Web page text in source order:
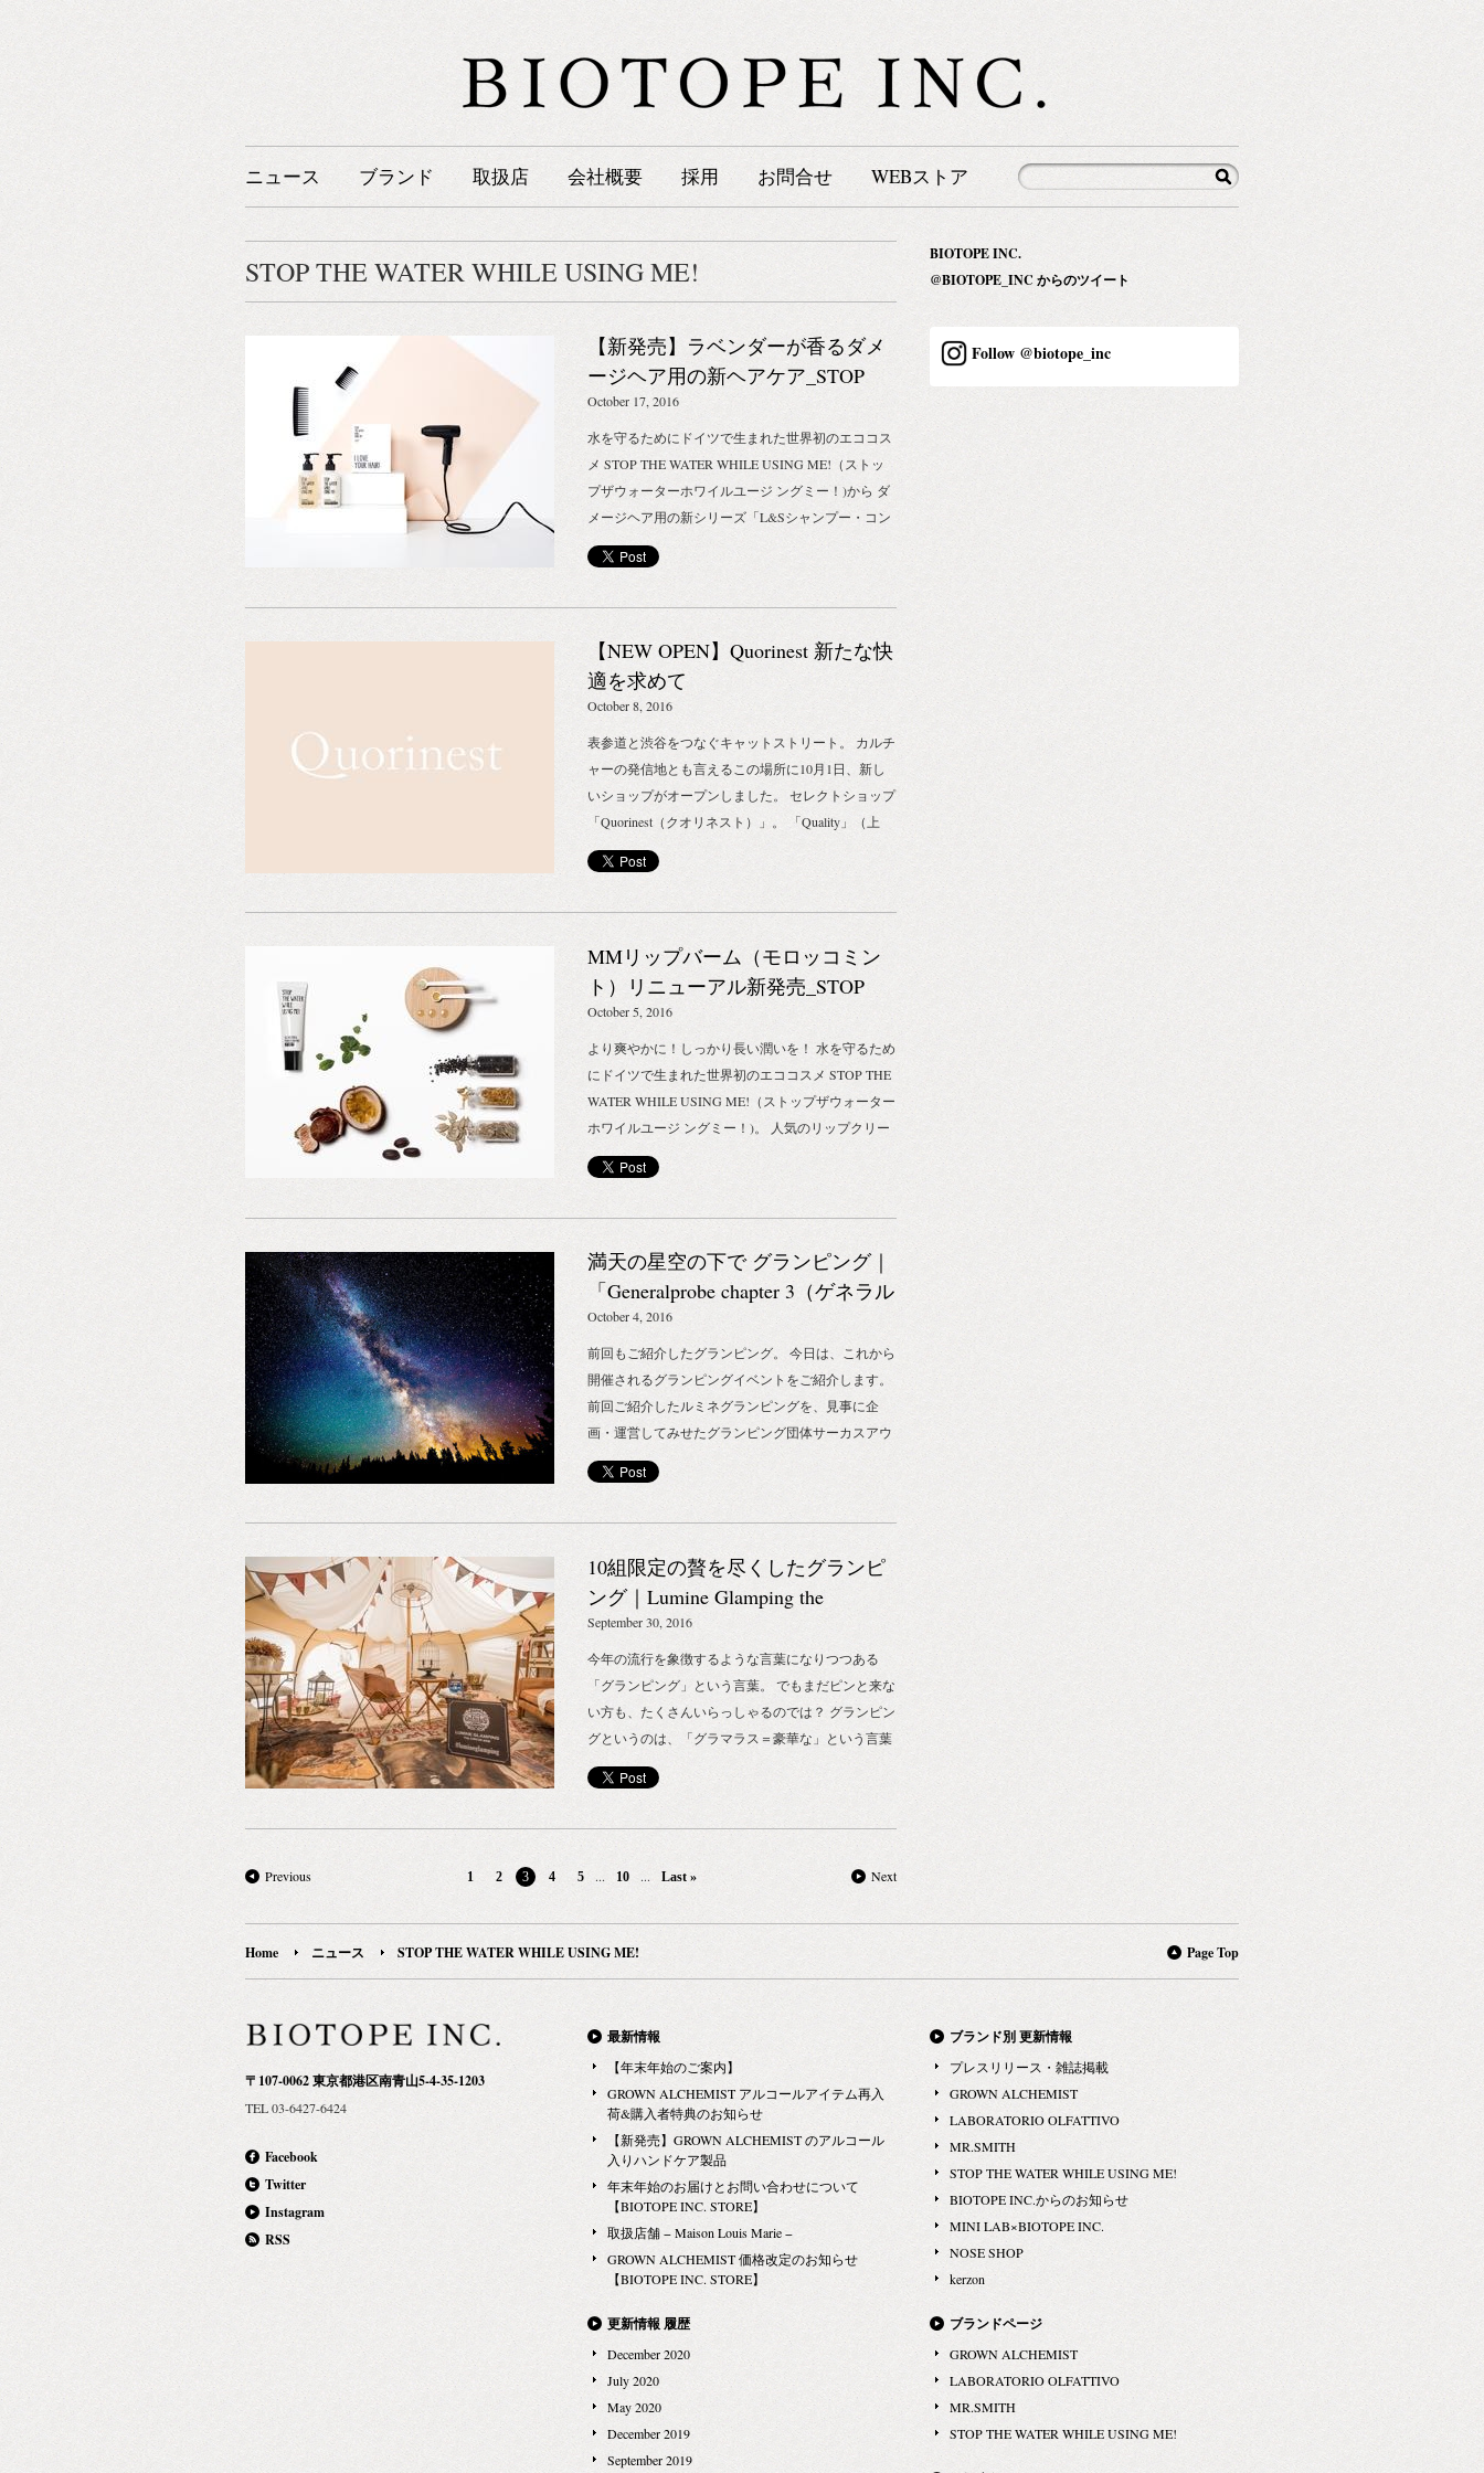
ニュース ブランド 取扱店 会社概要 採用 お問合せ WEBストア
STOP THE WATER WHILE USING ME!
【新発売】ラベンダーが香るダメ
ージヘア用の新ヘアケア_STOP
THE WATER WHILE USING ME!
October 17, 2016
水を守るためにドイツで生まれた世界初のエココス
メ STOP THE WATER WHILE USING ME!（ストッ
プザウォーターホワイルユージ ングミー！)から ダ
メージヘア用の新シリーズ「L&Sシャンプー・コン
ディショナー」が新登場！ ラベンダーとサンダルウ
ッドの心落ち着く香りが広がるヘアケアライン。
「L&Sシャンプー」 ラベンダーとサンダルウッドの
心落ち着く香りが広がるダメージヘア用のシャンプ
ー。 傷んだ髪の保湿と補修をするウィートプロテイ
ン配合で、髪本来の強さとツヤをとりもどし、毛先
まで潤いをたたえたクシ通りのよい髪に仕上げま
す。深いリラックスとともに髪の芯まで潤った美し
い髪に導きます。 「L&Sコンディショナー」 ラベ
ンダーとサンダルウッドの心落ち着く香りが広がる
ダメージヘア用のコンディショナー。 ココナッツオ
イルの豊かな潤いで、乾燥や摩擦でパサつきで傷ん
だ髪の芯まで潤いを与え、毛先までしっとりまとま
る手触りのいい髪に仕上げます。ノンシリコン処方
のハーブが溶けこむコンディショナーで地肌からマ
た、オリジナルボックスに入ったヘアケアキットも
同時発売します！ 空気が乾燥してくるこの季節。
乾燥は、ボディやフェイシャルだけでなく、髪にも
影響を及ぼしています。 ハーブの香り漂うヘアケア
ラインで、心も髪も潤いチャージしていきましょ
う。 L&Sシャンプー(ラベンダー＆サンダルウッド)
価格：2,000円｜4,000円（税別） 容量：200ml｜
500ml（2サイズ） 全成分：水、ラウリルグルコシ
ド、グリセリン、ヤシ油アルキルグルコシド、ココ
リン、PCAオレイン酸グリセリル、変性アルコー
ル、クエン酸、加水分解コム ギタンパク(コムギ由
来)、レブリン酸、ココイルグルタミン酸Na、香
料、アニス酸、リナロール、レ ブリン酸Na、オレ
キス、ビャクダンエキス、リモネン、エタノール、
トコフェロール、クエン酸水添パーム油脂肪酸グリ
セリズ、レシチン、パルミチン酸アスコルビル L＆
Sコンディショナー（ラベンダー＆サンダルウッ
ド） 価格：2,600円｜4,500円（税別） 容量：200ml
アルコール、セテアリルアルコール、クエン酸ステ
アリン酸グリセリル、リン脂質、 ヤシ油、ラウリン
酸イソアミル、PCAオレイン酸グリセリル、ヒマワ
リ種子油、キサンタンガム、レブリン酸Na、カプリ
ル酸グリセリル、香料、アニス酸Na、リナロール、
クエン酸、フィチン酸Na、エタノール、ラベンダー
花エキス、ビャクダンエキス
【NEW OPEN】Quorinest 新たな快
適を求めて
October 8, 2016
表参道と渋谷をつなぐキャットストリート。 カルチ
ャーの発信地とも言えるこの場所に10月1日、新し
いショップがオープンしました。 セレクトショップ
「Quorinest（クオリネスト）」。 「Quality」（上
質）を備え、「Originality」（独自性）を持った製
品・サービスの「Nest」（集合場）という意味が込
められています。 “これまで経験・体験したことの
トショップです。 “快適”をテーマにしている
「Quorinest（クオリネスト）」。 そんなショップを
手がけている株式会社BENEXY（ベネクシー）は、
本での展開を担ってきた会社です。 “快適”というテ
ーマにおいては、誰よりも馴染みが深く得意分野と
も言える会社なのではないでしょうか。 240年続く
老舗ブランド BIRKENSTOCK（ビルケンシュトッ
ク）といえば、 誰でも一度は手に取ったことがあ
靴ブランド。 歩くという事に対しての”快適”を求
め、探求し続けているブランドであり、いい靴を作
り出し続けてます。 そんなブランドの歩みは、”快
適”の中心的な存在ですよね。 そんな
「Quorinest（クオリネスト）」が、”快適”をテーマ
にセレクトしたブランド達は、 見ているだけでどれ
も心地いいものばかり。 先程ご紹介した、
BIRKENSTOCK（ビルケンシュトック）はもちろ
ん、 フランスのバスク地方のベレーブランド
LAULHERE（ロレール）。 上質なウールを使用し
たバスクベレー帽は、 フランスの職人によるとても
きめ細やかな手仕事で作られています。 帽子の中で
もサイズ感がとても大事なのベレー帽。 サイズ感が
合わないとなんだか良い角度が見つからず、 せっか
く形が決まったと思ったらくずれてしまったりと、
とても繊細な帽子です。 そんな繊細なサイズ感を選
自分が快適に被れるベレー帽を見つけられるのでは
ないでしょうか。 オーストラリアの服飾ブランド
GOOD STUDIOS（グッドストゥディオス）。 麻素
材にこだわりを持ち、シンプルなデザインが心地い
い洋服ラインナップが特徴です。 こだわりの素材感
がとても良く活かされており、触り心地もよく、 着
ていて違和感なくストレスフリーで着ていられる洋
ネートして雰囲気を楽しみたいブランドです。 そし
させて頂いております。 TANGENTGC（タンジェン
ト・ガーメントケア）。 素材やディティールなどに
こだわりがある洋服、靴をケアする洗剤やシューケ
いくために、ケア用品はとても重要です。 服を愛す
るすべての方にオススメのケアアイテムを取り揃え
ております。 LABORATORIO OLFATTIVO（ラボラ
トリオ・オルファティーボ）。 お部屋のディフュー
ザーから、香水まで生活の香りを彩るアイテムを展
開。 お部屋を香りで彩ることは、自分自身を癒やし
てくれる一つの道具。 気分によってお部屋の香りを
楽しめば、模様替えをした時のような爽快感が感じ
られますよね。 香水も幅広いラインナップでご用意
していただいております。秋冬は、香水を楽しめる
い自分に変身するのもいいんではないんでしょう
か。 STOP THE WATER WHILE USING ME!（スト
ップザウォーターホワイルユージングミー！）。 シ
ャンプー、コンディショナーやソープなど幅広いラ
インナップのアイテムを展開。 “水の重要性”をパッ
ケージに込め、メッセージを発信している世界初の
MMリップバーム（モロッコミン
ト）リニューアル新発売_STOP
THE WATER WHILE USING ME!
October 5, 2016
より爽やかに！しっかり長い潤いを！ 水を守るため
にドイツで生まれた世界初のエココスメ STOP THE
WATER WHILE USING ME!（ストップザウォーター
ホワイルユージ ングミー！)。 人気のリップクリー
ム「MMリップバーム」（モロッコ ミント）がリニ
ューアルして新登場！ モロッコのミントティーをイ
持続力がアップしました。 オーガニックのシアバタ
ーをはじめ、 ビタミンEが豊富な植物の極上オイル
を贅沢に配合。乾燥や紫外線の刺 激を受けやすい、
デリケートなくちびるのバリア機能をサポートしま
ルドのパワフルなブレンド で、くすみ・ひび割れ知
らずの感動モノの潤いを! 日増しに秋が深まり、リ
ップバームが手放せない季節の到来です。 やさしく
頼もしいオーガニック100%のリップクリームで、い
つでも潤いに満ちた艶やかなくちびるをキープして
格：1,500円（税別） 容量：10ML 全成分：ヒマシ
油、ダイマージリノール酸ジイソステアリン酸ポリ
グリセリル－３、アンズ核油、ホホバ種子油、ゴマ
油、水添野菜油、ヒマワリ種子油、シリカ、オオミ
テングヤシ果実油、クダモノトケイソウ種子油、ウ
ルシ果皮ロウ、コメヌカ油、変性アルコール、トコ
フェロール、香料、アサイヤシ果実油、ババス油、
リモネン、シトロネロール、シア脂、パルミチン酸
アスコルビル、シトラール、スペアミント油、トウ
キンセンカ花エキス ※リニューアルにあたって、全
成分をエコサートによるオーガニック認証成分を採
用しています。 STOP THE WATER WHILE USING
満天の星空の下で グランピング｜
「Generalprobe chapter 3（ゲネラル
プローブ チャプター3）」
October 4, 2016
前回もご紹介したグランピング。 今日は、これから
開催されるグランピングイベントをご紹介します。
前回ご紹介したルミネグランピングを、見事に企
画・運営してみせたグランピング団体サーカスアウ
トドア。 そのサーカスアウトドア自らが主催するグ
ランピングイベント第3弾、その名も「Generalprobe
chapter 3（ゲネラルプローブ チャプター3）」が、10
月に開催されます。 開催場所は、軽井沢の森の中に
あるキャンプ場 「ライジングフィールド軽井沢」。
軽井沢駅から車で約10分の上信越高原国立公園内に
位置しています。 場内にはBBQフィールドをはじ
まである10万坪規模のアウトドア・リゾートです。
今回も、大自然の中に、この日のためだけに特設テ
ントが建てられ、居室内が豪華かつ快適に装飾され
ます。 ウェルカムドリンクでお出迎え。 ジャズ演
奏付きのディナーや、 自然を満喫できるプライベー
トなキャンプファイヤーまで。 そんなグランピング
イベント「Generalprobe chapter 3（ゲネラルプローブ
GROWN ALCHEMIST（グロウン・アルケミスト）
ップザウォーターホワイルユージングミー!）のプロ
ダクツが、アメニティとして参加します。 STOP
THE WATER WHILE USING ME! WMトゥースペー
セット。 GROWN ALCHEMIST トラベルキット（7
アイテム）、フェイシャルケアセット（4アイテ
ム）の11点セットと大容量。 当日の様子は、また後
日写真付きでレポートします。 楽しみにしていてく
ださいね。 Circus Outdoor | Generalprobe chapter 3
※「Generalprobe chapter 3（ゲネラルプローブ チャプ
ター3）」キャンセル待ちについて 残念ながら、す
でに予約で一杯なようですが、キャンセル待ちのお
申込を受け付けているそうです。キャンセル待ちご
『キャンセル待ち希望』と明記頂き、本文にお名
前、携帯電話番号、ご希望の日程を記載の上、お問
合ください。 お問合せ先：
info.circusoutdoor@gmail.com
10組限定の贅を尽くしたグランピ
ング｜Lumine Glamping the
CIRCUS 2016
September 30, 2016
今年の流行を象徴するような言葉になりつつある
「グランピング」という言葉。 でもまだピンと来な
い方も、たくさんいらっしゃるのでは？ グランピン
グというのは、「グラマラス＝豪華な」という言葉
と、「キャンピング」を組み合わせた新しいキャン
プのスタイルを表現する造語のことで、これまでキ
ャンプを好きでなかったひとたちまでをも巻き込ん
で、日本だけでなく、ヨーロッパやアメリカなどで
も、ここ数年、大きな注目を集めているムーブメン
トを張ったりすることもなく、自然の中に快適な宿
泊スペースやサービスがすでに用意されてあるとい
うこと。キャンプ用品を買い込んだり、キャンプ場
で設営したり、後片付けの必要がなく、オシャレ
に、かつ手軽で快適に、開放的な自然を楽しむこと
ができます。 ただホテルや旅館に泊まるだけでは決
してできない贅沢で特別な体験ができるのが「グラ
ンピング」。 国内でもグランピングの施設がようや
く増えつつあって、少しずつ一般的になってきはじ
めている感もありますが、本当の意味での「グラマ
ラス」を感じられるものがそう多くはないというの
が現実です。 そんな「グランピング」の現状に対し
て、真っ向から挑戦するかのように、特別な想いを
込めて作られたグランピングが、8月に実施されま
グ あの有名な駅ビルのルミネが手掛けたグランピン
グです。 「ファッションのルミネ」というイメージ
のあるルミネが、もっとお客様へのライフスタイル
提案を手がけるような取り組みを模索する中で、浮
上したキーワードが「グランピング」でした。 ルミ
ネが今回タッグを組んだのは、「東京にある秘密の
Previous Next
1 2 3 4 5 ... 10 ... Last »
BIOTOPE INC.
@BIOTOPE_INC からのツイート
Follow @biotope_inc
Home ニュース STOP THE WATER WHILE USING ME! Page Top
〒107-0062 東京都港区南青山5-4-35-1203
TEL 03-6427-6424
Facebook
Twitter
Instagram
RSS
最新情報
【年末年始のご案内】
GROWN ALCHEMIST アルコールアイテム再入
荷&購入者特典のお知らせ
【新発売】GROWN ALCHEMIST のアルコール
入りハンドケア製品
年末年始のお届けとお問い合わせについて
【BIOTOPE INC. STORE】
取扱店舗 − Maison Louis Marie −
GROWN ALCHEMIST 価格改定のお知らせ
【BIOTOPE INC. STORE】
更新情報 履歴
December 2020
July 2020
May 2020
December 2019
September 2019
ブランド別 更新情報
プレスリリース・雑誌掲載
GROWN ALCHEMIST
LABORATORIO OLFATTIVO
MR.SMITH
STOP THE WATER WHILE USING ME!
BIOTOPE INC.からのお知らせ
MINI LAB×BIOTOPE INC.
NOSE SHOP
kerzon
ブランドページ
GROWN ALCHEMIST
LABORATORIO OLFATTIVO
MR.SMITH
STOP THE WATER WHILE USING ME!